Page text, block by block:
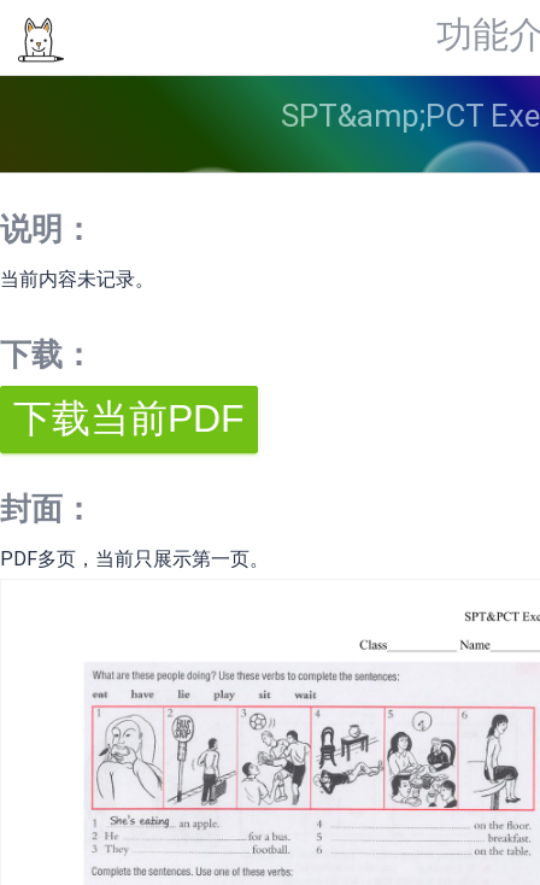
功能
SPT&amp;PCT
说明：
当前内容未记录。
下载：
封面：
PDF多页，当前只展示第一页。